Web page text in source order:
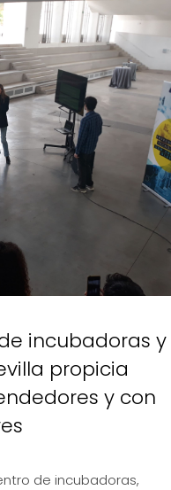
incubadoras y
propicia
y con
de incubadoras,